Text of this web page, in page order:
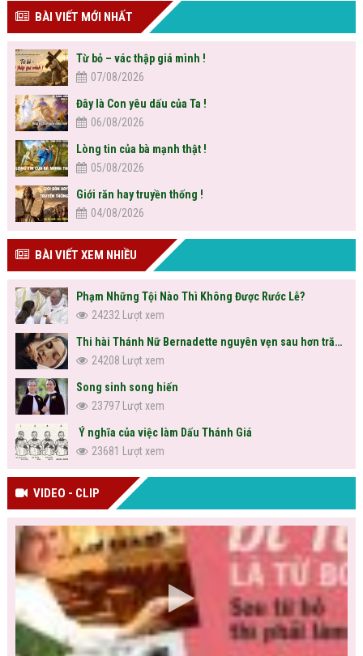
BÀI VIẾT MỚI NHẤT
Từ bỏ – vác thập giá mình !
07/08/2026
Đây là Con yêu dấu của Ta !
06/08/2026
Lòng tin của bà mạnh thật !
05/08/2026
Giới răn hay truyền thống !
04/08/2026
BÀI VIẾT XEM NHIỀU
Phạm Những Tội Nào Thì Không Được Rước Lễ?
24232 Lượt xem
Thi hài Thánh Nữ Bernadette nguyên vẹn sau hơn trăm năm
24208 Lượt xem
Song sinh song hiến
23797 Lượt xem
Ý nghĩa của việc làm Dấu Thánh Giá
23681 Lượt xem
VIDEO - CLIP